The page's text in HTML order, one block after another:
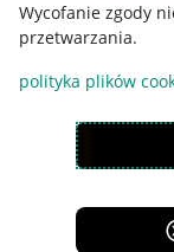
Wycofanie zgody
przetwarzania.
polityka plików
Korzystanie z